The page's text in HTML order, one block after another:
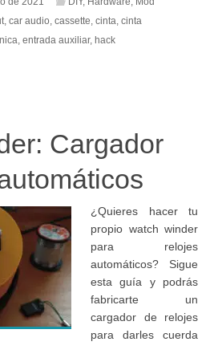
, car audio, cassette, cinta, cinta
, entrada auxiliar, hack
Cargador
¿Quieres hacer tu
propio watch winder
para relojes
automáticos? Sigue
esta guía y podrás
fabricarte un
cargador de relojes
para darles cuerda